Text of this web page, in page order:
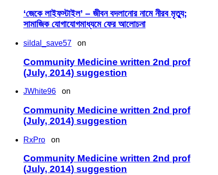
‘জেকে লাইফস্টাইল’ – জীবন বদলানোর নামে নীরব মৃত্যু;
সামাজিক যোগাযোগমাধ্যমে ফের আলোচনা
sildal_save57 on
Community Medicine written 2nd prof
(July, 2014) suggestion
JWhite96 on
Community Medicine written 2nd prof
(July, 2014) suggestion
RxPro on
Community Medicine written 2nd prof
(July, 2014) suggestion